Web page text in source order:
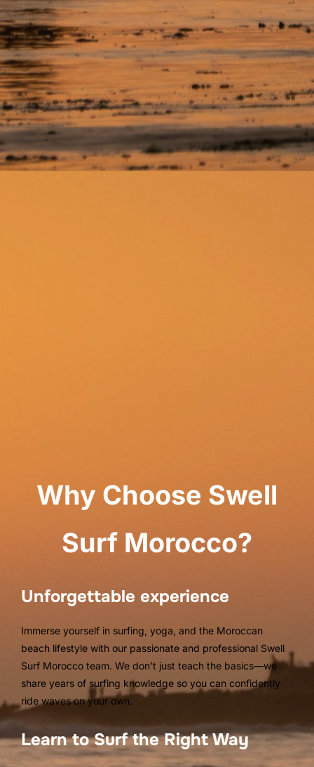
Why Choose Swell
Surf Morocco?
Unforgettable experience
Immerse yourself in surfing, yoga, and the Moroccan
beach lifestyle with our passionate and professional Swell
Surf Morocco team. We don’t just teach the basics—we
share years of surfing knowledge so you can confidently
ride waves on your own.
Learn to Surf the Right Way